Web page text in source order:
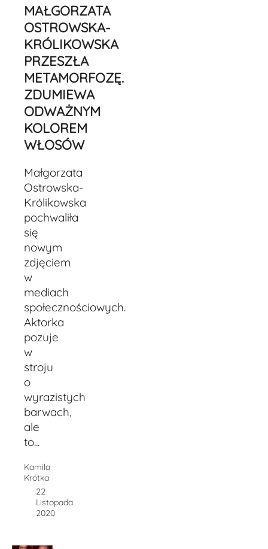
MAŁGORZATA
OSTROWSKA-
KRÓLIKOWSKA
PRZESZŁA
METAMORFOZĘ.
ZDUMIEWA
ODWAŻNYM
KOLOREM
WŁOSÓW
Małgorzata
Ostrowska-
Królikowska
pochwaliła
się
nowym
zdjęciem
w
mediach
społecznościowych.
Aktorka
pozuje
w
stroju
o
wyrazistych
barwach,
ale
to...
Kamila
Krótka
22
Listopada
2020